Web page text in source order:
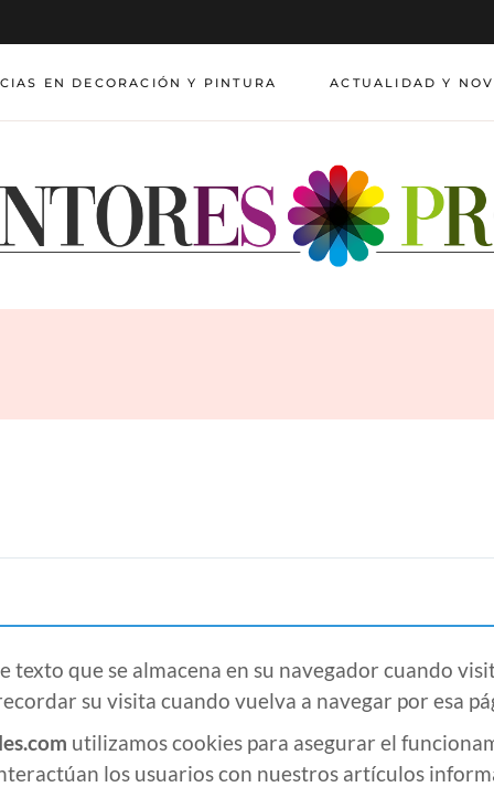
EN DECORACIÓN Y PINTURA ACTUALIDAD Y
texto que se almacena en su navegador cuando
su visita cuando vuelva a navegar por esa
utilizamos cookies para asegurar el
los usuarios con nuestros artículos